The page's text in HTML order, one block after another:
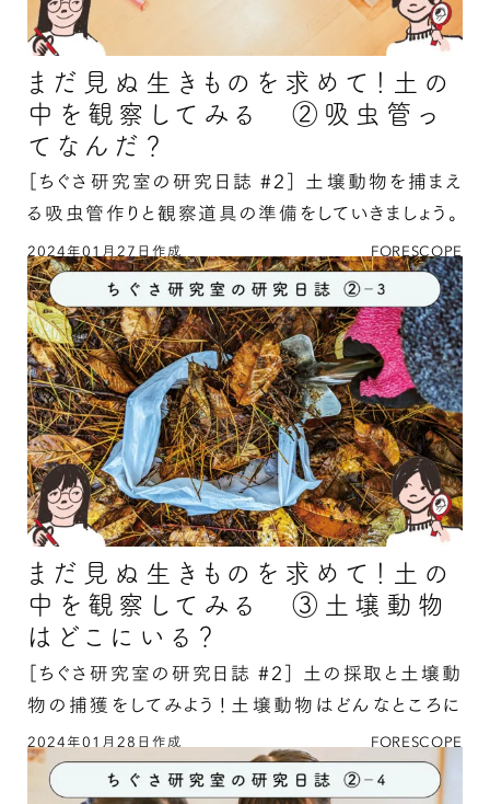
まだ見ぬ生きものを求めて！土の
中を観察してみる ②吸虫管っ
てなんだ？
［ちぐさ研究室の研究日誌 #2］ 土壌動物を捕まえ
る吸虫管作りと観察道具の準備をしていきましょう。
2024年01月27日作成 FORESCOPE
まだ見ぬ生きものを求めて！土の中を観察してみ
る ②吸虫管ってなんだ？の続きを読む
まだ見ぬ生きものを求めて！土の
中を観察してみる ③土壌動物
はどこにいる？
［ちぐさ研究室の研究日誌 #2］ 土の採取と土壌動
物の捕獲をしてみよう！土壌動物はどんなところに
いるのかな？
2024年01月28日作成 FORESCOPE
まだ見ぬ生きものを求めて！土の中を観察してみ
る ③土壌動物はどこにいる？の続きを読む